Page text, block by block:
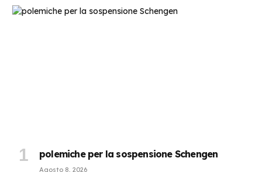
polemiche per la sospensione Schengen
Agosto 8, 2026